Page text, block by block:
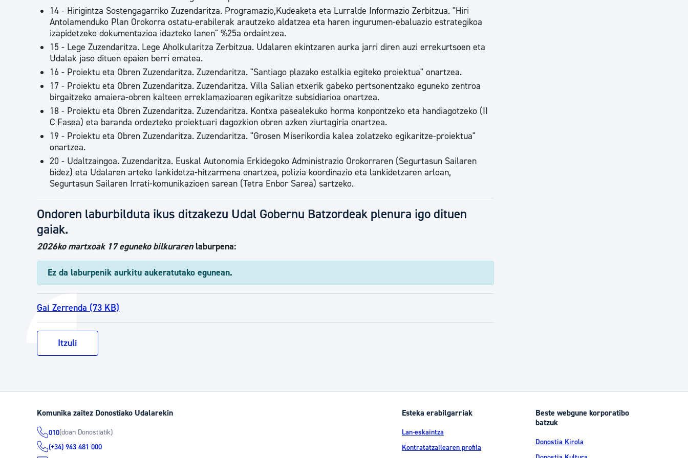
14 - Hirigintza Sostengagarriko Zuzendaritza. Programazio,Kudeaketa eta Lurralde Informazio Zerbitzua. "Hiri
Antolamenduko Plan Orokorra ostatu-erabilerak arautzeko aldatzea eta haren ingurumen-ebaluazio estrategikoa
izapidetzeko dokumentazioa idazteko lanen" %25a ordaintzea.
15 - Lege Zuzendaritza. Lege Aholkularitza Zerbitzua. Udalaren ekintzaren aurka jarri diren auzi errekurtsoen eta
Udalak jaso dituen epaien berri ematea.
16 - Proiektu eta Obren Zuzendaritza. Zuzendaritza. "Santiago plazako estalkia egiteko proiektua" onartzea.
17 - Proiektu eta Obren Zuzendaritza. Zuzendaritza. Villa Salian etxerik gabeko pertsonentzako eguneko zentroa
birgaitzeko amaiera-obren kalteen erreklamazioaren egikaritze subsidiarioa onartzea.
18 - Proiektu eta Obren Zuzendaritza. Zuzendaritza. Kontxa pasealekuko horma konpontzeko eta handiagotzeko (II
C Fasea) eta baranda ordezteko proiektuari dagozkion obren azken ziurtagiria onartzea.
19 - Proiektu eta Obren Zuzendaritza. Zuzendaritza. "Grosen Miserikordia kalea zolatzeko egikaritze-proiektua"
onartzea.
20 - Udaltzaingoa. Zuzendaritza. Euskal Autonomia Erkidegoko Administrazio Orokorraren (Segurtasun Sailaren
bidez) eta Udalaren arteko lankidetza-hitzarmena onartzea, polizia koordinazio eta lankidetzaren arloan,
Segurtasun Sailaren Irrati-komunikazioen sarean (Tetra Enbor Sarea) sartzeko.
Ondoren laburbilduta ikus ditzakezu Udal Gobernu Batzordeak plenura igo dituen
gaiak.
2026ko martxoak 17 eguneko bilkurarenlaburpena:
Ez da laburpenik aurkitu aukeratutako egunean.
Gai Zerrenda (73 KB)
Itzuli
Komunika zaitez Donostiako Udalarekin
010(doan Donostiatik)
(+34) 943 481 000
Esteka erabilgarriak
Lan-eskaintza
Kontratatzailearen profila
Beste webgune korporatibo
batzuk
Donostia Kirola